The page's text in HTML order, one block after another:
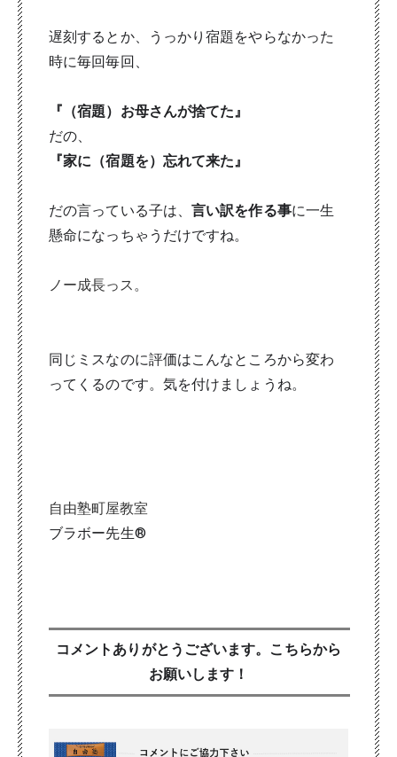
遅刻するとか、うっかり宿題をやらなかった
時に毎回毎回、
『（宿題）お母さんが捨てた』
だの、
『家に（宿題を）忘れて来た』
だの言っている子は、 言い訳を作る事に一生
懸命になっちゃうだけですね。
ノー成長っス。
同じミスなのに評価はこんなところから変わ
ってくるのです。気を付けましょうね。
自由塾町屋教室
ブラボー先生®
コメントありがとうございます。こちらから
お願いします！